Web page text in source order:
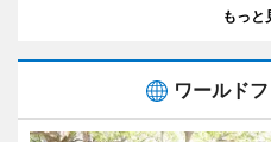
もっと
ワールド